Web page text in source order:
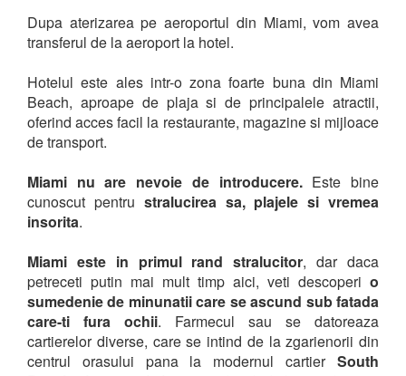
Dupa aterizarea pe aeroportul din Miami, vom avea
transferul de la aeroport la hotel.
Hotelul este ales intr-o zona foarte buna din Miami
Beach, aproape de plaja si de principalele atractii,
oferind acces facil la restaurante, magazine si mijloace
de transport.
Miami nu are nevoie de introducere.Este bine
cunoscut pentru stralucirea sa, plajele si vremea
insorita.
Miami este in primul rand stralucitor, dar daca
petreceti putin mai mult timp aici, veti descoperi o
sumedenie de minunatii care se ascund sub fatada
care-ti fura ochii. Farmecul sau se datoreaza
cartierelor diverse, care se intind de la zgarienorii din
centrul orasului pana la modernul cartier South